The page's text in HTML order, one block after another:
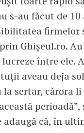
s-au făcut de
firmelor
Ghișeul.ro.
între ele.
aveau deja
la sertar, cărora li
perioadă”,
adaugă că, în